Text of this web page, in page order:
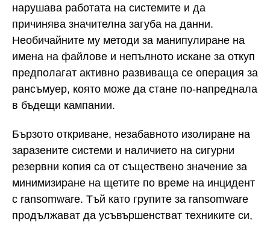
нарушава работата на системите и да
причинява значителна загуба на данни.
Необичайните му методи за манипулиране на
имена на файлове и непълното искане за откуп
предполагат активно развиваща се операция за
рансъмуер, която може да стане по-напреднала
в бъдещи кампании.
Бързото откриване, незабавното изолиране на
заразените системи и наличието на сигурни
резервни копия са от съществено значение за
минимизиране на щетите по време на инцидент
с ransomware. Тъй като групите за ransomware
продължават да усъвършенстват техниките си,